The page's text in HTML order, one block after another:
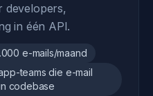
developers,
in één API.
e-mails/maand
teams die e-mail
codebase